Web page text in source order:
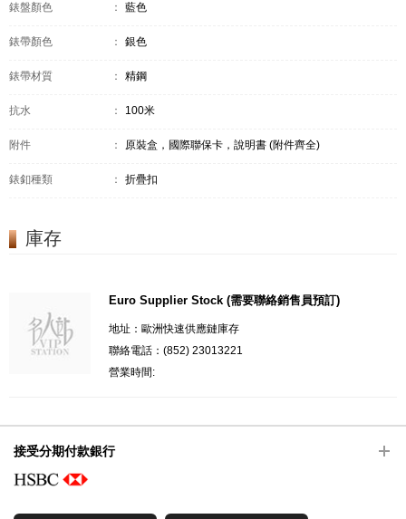
錶盤顏色 ： 藍色
錶帶顏色 ： 銀色
錶帶材質 ： 精鋼
抗水 ： 100米
附件 ： 原裝盒，國際聯保卡，說明書 (附件齊全)
錶釦種類 ： 折疊扣
庫存
Euro Supplier Stock (需要聯絡銷售員預訂)
地址：歐洲快速供應鏈庫存
聯絡電話：(852) 23013221
營業時間:
接受分期付款銀行